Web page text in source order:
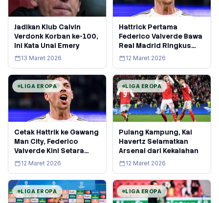
Jadikan Klub Calvin
Verdonk Korban ke-100,
Ini Kata Unai Emery
13 Maret 2026
Hattrick Pertama
Federico Valverde Bawa
Real Madrid Ringkus
Manchester City
12 Maret 2026
LIGA EROPA
Cetak Hattrik ke Gawang
Man City, Federico
Valverde Kini Setara
Lionel Messi
12 Maret 2026
LIGA EROPA
Pulang Kampung, Kai
Havertz Selamatkan
Arsenal dari Kekalahan
12 Maret 2026
LIGA EROPA LIGA EROPA